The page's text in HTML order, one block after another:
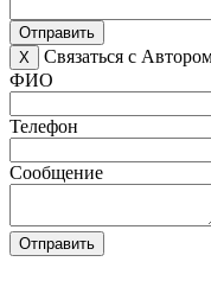
Отправить
X
Связаться с
ФИО
Телефон
Сообщение
Отправить